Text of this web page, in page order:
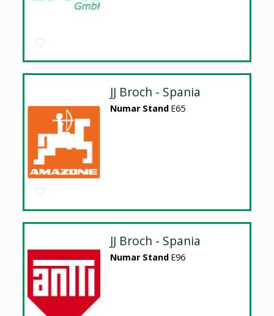
JJ Broch - Spania
Numar Stand E65
JJ Broch - Spania
Numar Stand E96